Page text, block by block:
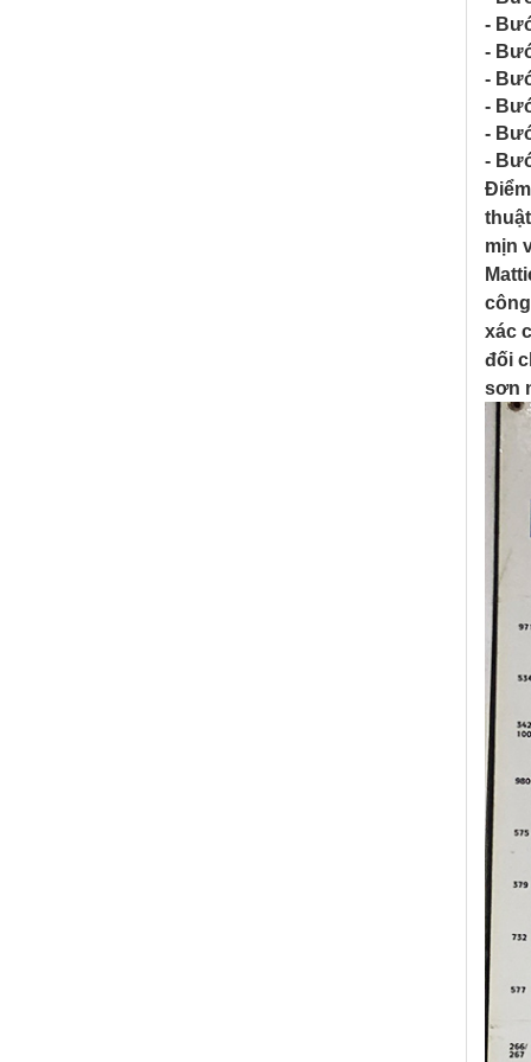
-
-
-
-
-
-
mịn
xác
đối
sơn